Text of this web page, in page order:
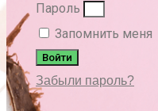
Пароль
Запомнить меня
Войти
Забыли пароль?